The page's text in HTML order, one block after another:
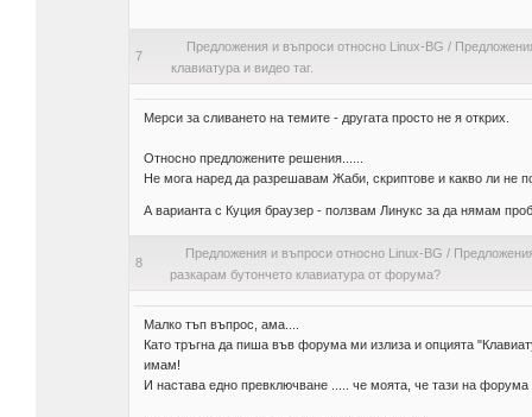
7
Предложения и въпроси относно Linux-BG /
клавиатура и видео таг.
Мерси за сливането на темите - другата просто не я открих.
Относно предложените решения......
Не мога наред да разрешавам Жаби, скриптове и какво ли не
А варианта с Куция браузер - ползвам Линукс за да нямам
8
Предложения и въпроси относно Linux-BG /
разкарам бутончето клавиатура от форума?
Малко тъп въпрос, ама....
Като тръгна да пиша във форума ми излиза и опцията
имам!
И настава едно превключване ..... че моята, че тази на форума